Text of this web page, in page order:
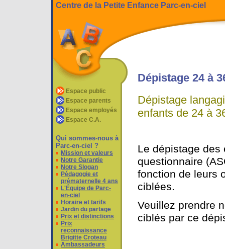
Centre de la Petite Enfance Parc-en-ciel
Espace public
Espace parents
Espace employés
Espace C.A.
Qui sommes-nous à
Parc-en-ciel ?
Mission et valeurs
Notre Garantie
Notre Slogan
Pédagogie et
prématernelle 4 ans
L'Équipe de Parc-
en-ciel
Horaire et tarifs
Jardin du partage
Prix et distinctions
Prix
reconnaissance
Brigitte Croteau
Ambassadeurs
Dépistage 24 à
Dépistage
enfants de 24 à
Le dépistage des
questionnaire
fonction de leurs
ciblées.
Veuillez prendre
ciblés par ce